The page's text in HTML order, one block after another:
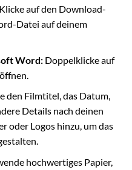
auf den Download-
Datei auf deinem
Word:Doppelklicke auf
den Filmtitel, das Datum,
Details nach deinen
oder Logos hinzu, um das
hochwertiges Papier,